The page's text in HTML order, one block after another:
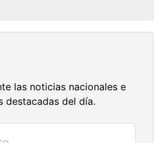
las noticias nacionales e
destacadas del día.